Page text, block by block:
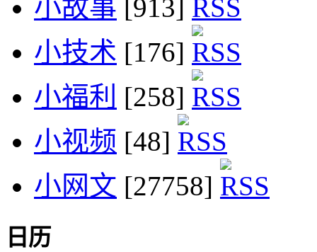
小故事 [913]
小技术 [176]
小福利 [258]
小视频 [48]
小网文 [27758]
日历